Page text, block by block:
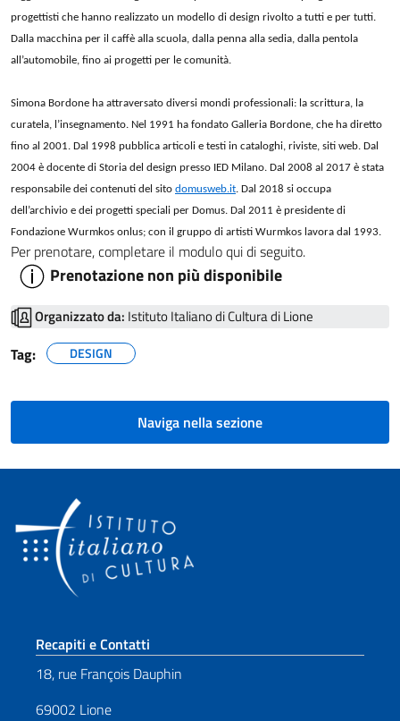
progettisti che hanno realizzato un modello di design rivolto a tutti e per tutti.
Dalla macchina per il caffè alla scuola, dalla penna alla sedia, dalla pentola
all’automobile, fino ai progetti per le comunità.
Simona Bordone ha attraversato diversi mondi professionali: la scrittura, la
curatela, l’insegnamento. Nel 1991 ha fondato Galleria Bordone, che ha diretto
fino al 2001. Dal 1998 pubblica articoli e testi in cataloghi, riviste, siti web. Dal
2004 è docente di Storia del design presso IED Milano. Dal 2008 al 2017 è stata
responsabile dei contenuti del sito domusweb.it. Dal 2018 si occupa
dell’archivio e dei progetti speciali per Domus. Dal 2011 è presidente di
Fondazione Wurmkos onlus; con il gruppo di artisti Wurmkos lavora dal 1993.
Per prenotare, completare il modulo qui di seguito.
Prenotazione non più disponibile
Organizzato da: Istituto Italiano di Cultura di Lione
Tag: DESIGN
Naviga nella sezione
Sezione footer
Recapiti e Contatti
18, rue François Dauphin
69002 Lione